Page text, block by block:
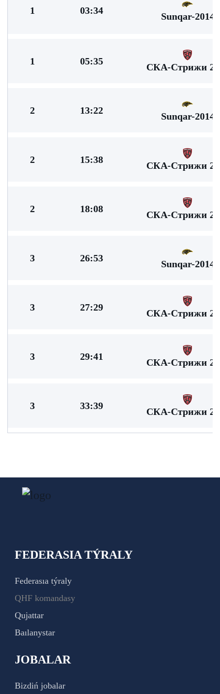
1 03:34
Sunqar-2014
1 05:35
СКА-Стрижи
2 13:22
Sunqar-2014
2 15:38
СКА-Стрижи
2 18:08
СКА-Стрижи
3 26:53
Sunqar-2014
3 27:29
СКА-Стрижи
3 29:41
СКА-Стрижи
3 33:39
СКА-Стрижи
FEDERASIA TÝRALY
Federasıa týraly
QHF komandasy
Qujattar
Baılanystar
JOBALAR
Bizdiń jobalar